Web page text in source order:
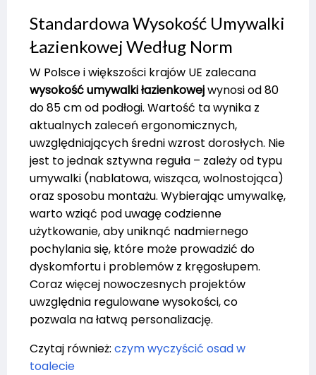
Standardowa Wysokość Umywalki
Łazienkowej Według Norm
W Polsce i większości krajów UE zalecana
wysokość umywalki łazienkowejwynosi od 80
do 85 cm od podłogi. Wartość ta wynika z
aktualnych zaleceń ergonomicznych,
uwzględniających średni wzrost dorosłych. Nie
jest to jednak sztywna reguła – zależy od typu
umywalki (nablatowa, wisząca, wolnostojąca)
oraz sposobu montażu. Wybierając umywalkę,
warto wziąć pod uwagę codzienne
użytkowanie, aby uniknąć nadmiernego
pochylania się, które może prowadzić do
dyskomfortu i problemów z kręgosłupem.
Coraz więcej nowoczesnych projektów
uwzględnia regulowane wysokości, co
pozwala na łatwą personalizację.
Czytaj również: czym wyczyścić osad w
toalecie